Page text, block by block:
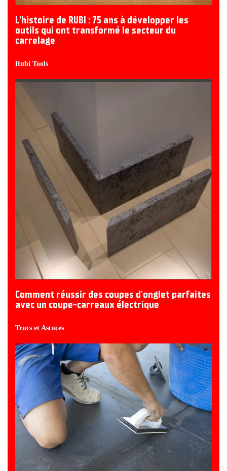
L’histoire de RUBI : 75 ans à développer les
outils qui ont transformé le secteur du
carrelage
Rubi Tools
Comment réussir des coupes d'onglet parfaites
avec un coupe-carreaux électrique
Trucs et Astuces